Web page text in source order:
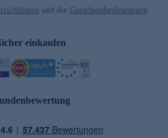
und die Gutscheinbedingungen
einkaufen